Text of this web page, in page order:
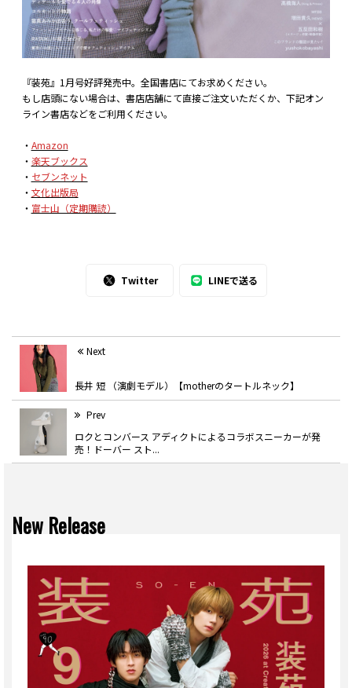
『装苑』1月号好評発売中。全国書店にてお求めください。
もし店頭にない場合は、書店店舗にて直接ご注文いただくか、下記オン
ライン書店などをご利用ください。
・ Amazon
・ 楽天ブックス
・ セブンネット
・ 文化出版局
・ 富士山（定期購読）
Twitter LINEで送る
Next
長井 短 （演劇モデル）【motherのタートルネック】
Prev
ロクとコンバース アディクトによるコラボスニーカーが発
売！ドーバー スト...
New Release